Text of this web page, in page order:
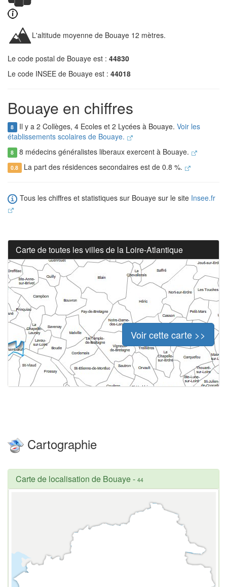
L'altitude moyenne de Bouaye 12 mètres.
Le code postal de Bouaye est : 44830
Le code INSEE de Bouaye est : 44018
Bouaye en chiffres
8 Il y a 2 Collèges, 4 Ecoles et 2 Lycées à Bouaye. Voir les
établissements scolaires de Bouaye.
8 8 médecins généralistes liberaux exercent à Bouaye.
0.8 La part des résidences secondaires est de 0.8 %.
Tous les chiffres et statistiques sur Bouaye sur le site Insee.fr
Carte de toutes les villes de la Loire-Atlantique
Voir cette carte >>
Cartographie
Carte de localisation de Bouaye- 44